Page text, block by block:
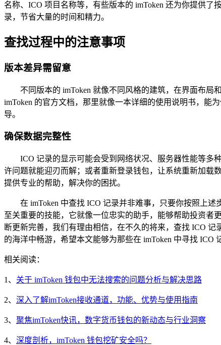
名称、ICO 项目名称等，有些版本的 imToken 还为你提供
录，节省大量的时间和精力。
查找过程中的注意事项
版本差异需留意
不同版本的 imToken 就像不同风格的建筑，在界面布
imToken 的官方文档，那里就像一本详细的使用说明书，能
导。
确保数据完整性
ICO 记录的显示可能会受到网络状况、服务器性能等多
许问题就能迎刃而解；或者重新登录钱包，让系统重新加载
提供专业的帮助，解决你的困扰。
在 imToken 中查找 ICO 记录并非难事，只要你按照上
至关重要的技能，它就像一位忠实的助手，能够帮助投资者
断更新完善，我们有理由相信，在不久的将来，查找 ICO
的海洋中畅游，希望本文能够为那些在 imToken 中寻找 ICO
相关阅读：
1、 关于 imToken 钱包中无法搜索的问题分析与解决思路
2、 深入了解imToken接收通道，功能、优势与使用指南
3、 聚焦imToken快讯，数字货币钱包的新动态与行业洞察
4、 深度剖析，imToken 钱包挖矿安全吗？